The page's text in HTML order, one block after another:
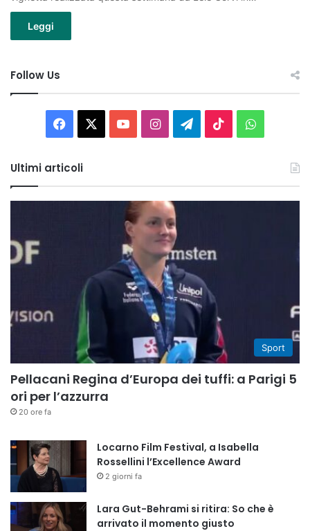
Leggi
Follow Us
Facebook You InstagramTelegram
TikTok
Ultimi articoli
Sport
Pellacani Regina d’Europa dei tuffi: a Parigi 5
ori per l’azzurra
20 ore fa
Locarno Film Festival, a Isabella
Rossellini l’Excellence Award
2 giorni fa
Lara Gut-Behrami si ritira: So che è
arrivato il momento giusto